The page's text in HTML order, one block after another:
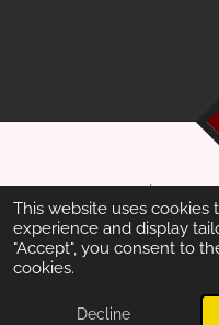
This website uses cookies
experience and display
"Accept", you consent to
cookies.
Decline
© 2024 - 2026 Artists
Powered byJouwWeb